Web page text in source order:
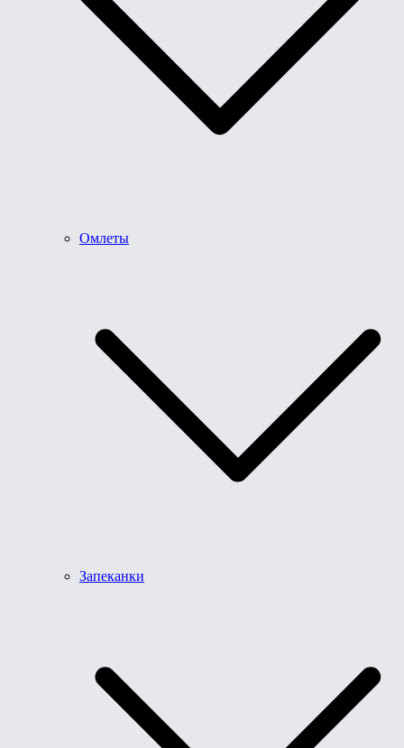
Омлеты
Запеканки